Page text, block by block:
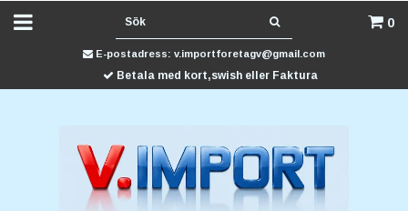
0
E-postadress: v.importforetagv@gmail.com
Betala med kort,swish eller Faktura